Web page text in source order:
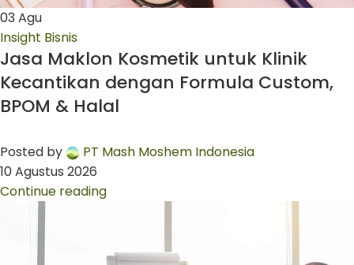
03 Agu
Insight Bisnis
Jasa Maklon Kosmetik untuk Klinik
Kecantikan dengan Formula Custom,
BPOM & Halal
Posted by
PT Mash Moshem Indonesia
10 Agustus 2026
Continue reading